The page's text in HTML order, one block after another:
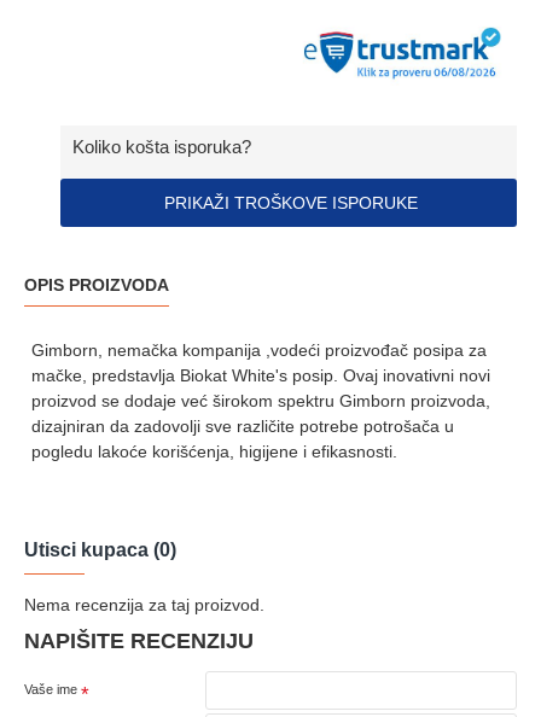
Koliko košta isporuka?
PRIKAŽI TROŠKOVE ISPORUKE
OPIS PROIZVODA
Gimborn, nemačka kompanija ,vodeći proizvođač posipa za
mačke, predstavlja Biokat White's posip. Ovaj inovativni novi
proizvod se dodaje već širokom spektru Gimborn proizvoda,
dizajniran da zadovolji sve različite potrebe potrošača u
pogledu lakoće korišćenja, higijene i efikasnosti.
Utisci kupaca (0)
Nema recenzija za taj proizvod.
NAPIŠITE RECENZIJU
Vaše ime